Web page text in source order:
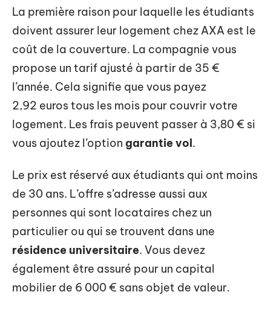
La première raison pour laquelle les étudiants
doivent assurer leur logement chez AXA est le
coût de la couverture. La compagnie vous
propose un tarif ajusté à partir de 35 €
l’année. Cela signifie que vous payez
2,92 euros tous les mois pour couvrir votre
logement. Les frais peuvent passer à 3,80 € si
vous ajoutez l’option garantie vol.
Le prix est réservé aux étudiants qui ont moins
de 30 ans. L’offre s’adresse aussi aux
personnes qui sont locataires chez un
particulier ou qui se trouvent dans une
résidence universitaire. Vous devez
également être assuré pour un capital
mobilier de 6 000 € sans objet de valeur.